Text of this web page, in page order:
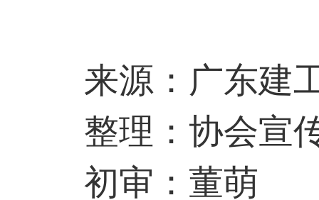
来源：广东建
整理：协会宣
初审：董萌